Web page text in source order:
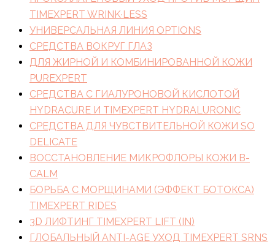
TIMEXPERT WRINK·LESS
УНИВЕРСАЛЬНАЯ ЛИНИЯ OPTIONS
СРЕДСТВА ВОКРУГ ГЛАЗ
ДЛЯ ЖИРНОЙ И КОМБИНИРОВАННОЙ КОЖИ
PUREXPERT
СРЕДСТВА С ГИАЛУРОНОВОЙ КИСЛОТОЙ
HYDRACURE И TIMEXPERT HYDRALURONIC
СРЕДСТВА ДЛЯ ЧУВСТВИТЕЛЬНОЙ КОЖИ SO
DELICATE
ВОССТАНОВЛЕНИЕ МИКРОФЛОРЫ КОЖИ B-
CALM
БОРЬБА С МОРЩИНАМИ (ЭФФЕКТ БОТОКСА)
TIMEXPERT RIDES
3D ЛИФТИНГ TIMEXPERT LIFT (IN)
ГЛОБАЛЬНЫЙ ANTI-AGE УХОД TIMEXPERT SRNS